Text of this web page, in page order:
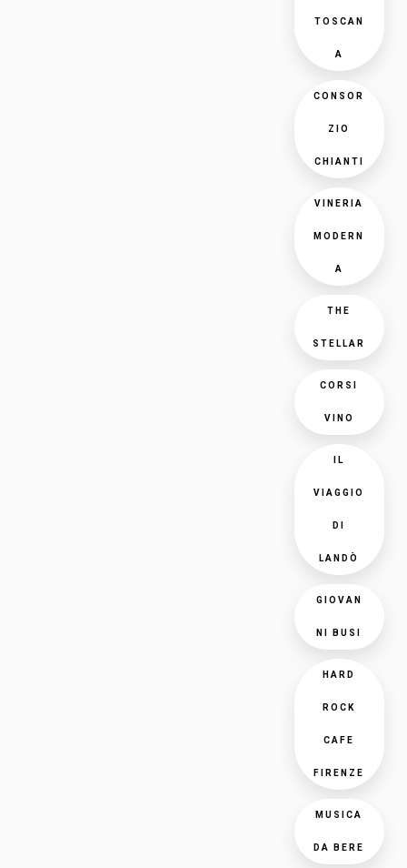
TOSCAN
A
CONSOR
ZIO
CHIANTI
VINERIA
MODERN
A
THE
STELLAR
CORSI
VINO
IL
VIAGGIO
DI
LANDÒ
GIOVAN
NI BUSI
HARD
ROCK
CAFE
FIRENZE
MUSICA
DA BERE